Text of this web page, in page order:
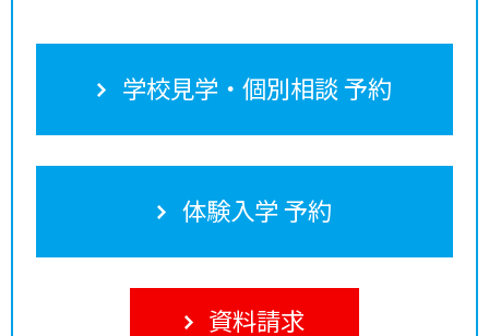
学校見学・個別相談 予約
体験入学 予約
資料請求